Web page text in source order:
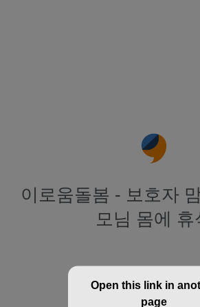
이로움돌봄 - 보호자
모님 몸에 휴